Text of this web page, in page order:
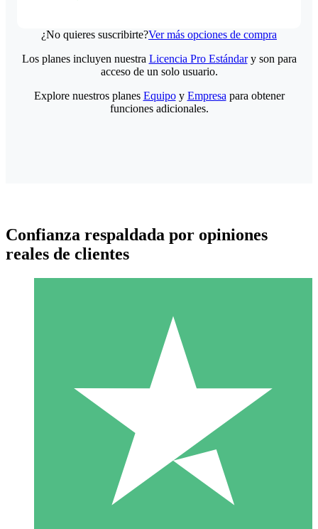
¿No quieres suscribirte?Ver más opciones de compra
Paquetes de Créditos Individuales
Paga según el uso con créditos de descarga. Sin compromiso
10 00
Los planes incluyen nuestra Licencia Pro Estándary son para
acceso de un solo usuario.
Explore nuestros planes Equipoy Empresa para obtener
funciones adicionales.
Confianza respaldada por opiniones
reales de clientes